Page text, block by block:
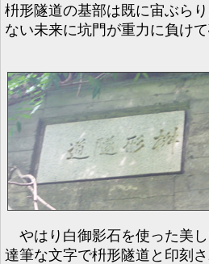
枡形隧道の基部は既に宙ぶら
ない未来に坑門が重力に負け
やはり白御影石を使った美し
達筆な文字で枡形隧道と印刻さ